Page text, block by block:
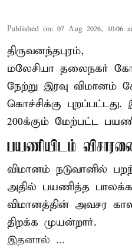
Published on: 07 Aug 2026, 10:06
திருவனந்தபுரம்,
மலேசியா தலைநகர்
நேற்று இரவு விமானம்
கொச்சிக்கு
200க்கும் மேற்பட்ட
பயணியிடம்
விமானம் நடுவானில்
அதில் பயணித்த
விமானத்தின் அவசர
திறக்க முயன்றார்.
இதனால் ...